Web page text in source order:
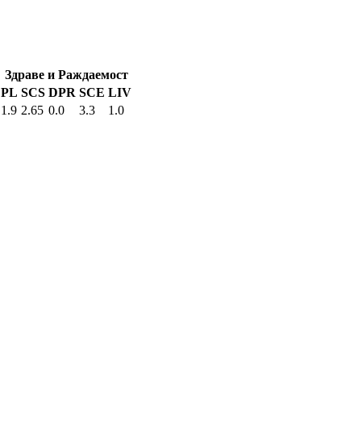
Здраве и Раждаемост
PL SCS DPR SCE LIV
1.9 2.65 0.0 3.3 1.0